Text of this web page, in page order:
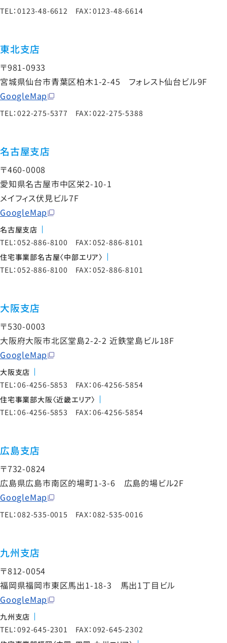
TEL：0123-48-6612 FAX：0123-48-6614
東北支店
〒981-0933
宮城県仙台市青葉区柏木1-2-45 フォレスト仙台ビル9F
GoogleMap
TEL：022-275-5377 FAX：022-275-5388
名古屋支店
〒460-0008
愛知県名古屋市中区栄2-10-1
メイフィス伏見ビル7F
GoogleMap
名古屋支店
TEL：052-886-8100 FAX：052-886-8101
住宅事業部名古屋〈中部エリア〉
TEL：052-886-8100 FAX：052-886-8101
大阪支店
〒530-0003
大阪府大阪市北区堂島2-2-2 近鉄堂島ビル18F
GoogleMap
大阪支店
TEL：06-4256-5853 FAX：06-4256-5854
住宅事業部大阪〈近畿エリア〉
TEL：06-4256-5853 FAX：06-4256-5854
広島支店
〒732-0824
広島県広島市南区的場町1-3-6 広島的場ビル2F
GoogleMap
TEL：082-535-0015 FAX：082-535-0016
九州支店
〒812-0054
福岡県福岡市東区馬出1-18-3 馬出1丁目ビル
GoogleMap
九州支店
TEL：092-645-2301 FAX：092-645-2302